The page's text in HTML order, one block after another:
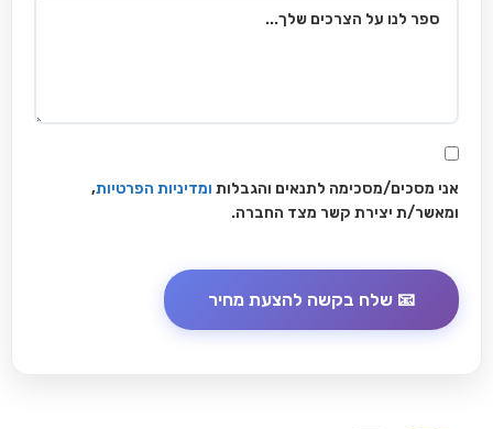
אני מסכים/מסכימה לתנאים והגבלות ומדיניות הפרטיות,
ומאשר/ת יצירת קשר מצד החברה.